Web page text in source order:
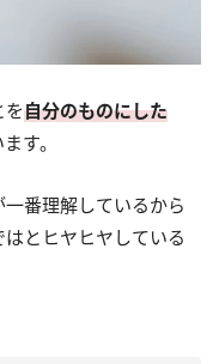
自分のものにした
す。
番理解しているから
とヒヤヒヤしている